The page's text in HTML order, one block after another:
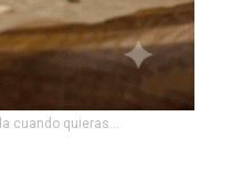
cuando quieras...